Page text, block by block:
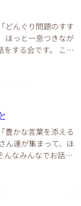
どんぐり問題のすす
ほっと一息つきなが
する会です。 こん
豊かな言葉を添える
達が集まって、ほ
んなみんなでお話を